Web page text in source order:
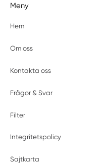
Meny
Hem
Om oss
Kontakta oss
Frågor & Svar
Filter
Integritetspolicy
Sajtkarta